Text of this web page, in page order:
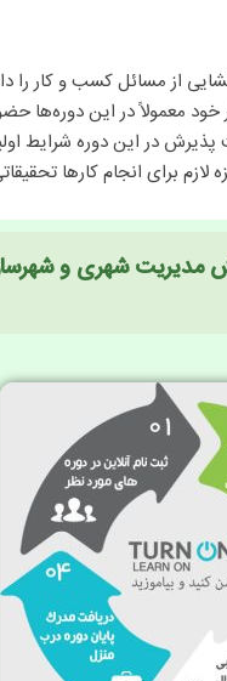
از مسائل کسب و کار
معمولاً در این دوره‌ها
در این دوره شرایط
لازم برای انجام کارها